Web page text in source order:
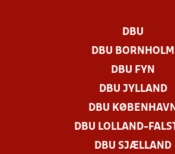
DBU
DBU BORNHOLM
DBU FYN
DBU JYLLAND
DBU KØBENHAVN
DBU LOLLAND-
DBU SJÆLLAND